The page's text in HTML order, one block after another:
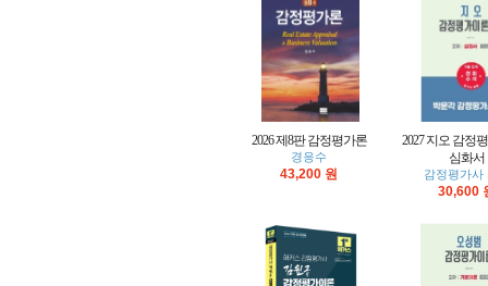
2026 제8판 감정평가론
경응수
43,200 원
2027 지오 감정
심화서
감정평가사
30,600